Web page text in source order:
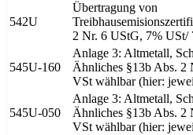
542U
Übertragung von
2 Nr. 6 UStG, 7% USt/
545U-160
Anlage 3: Altmetall,
Ähnliches §13b Abs. 2
VSt wählbar (hier:
545U-050
Anlage 3: Altmetall,
Ähnliches §13b Abs. 2
VSt wählbar (hier: